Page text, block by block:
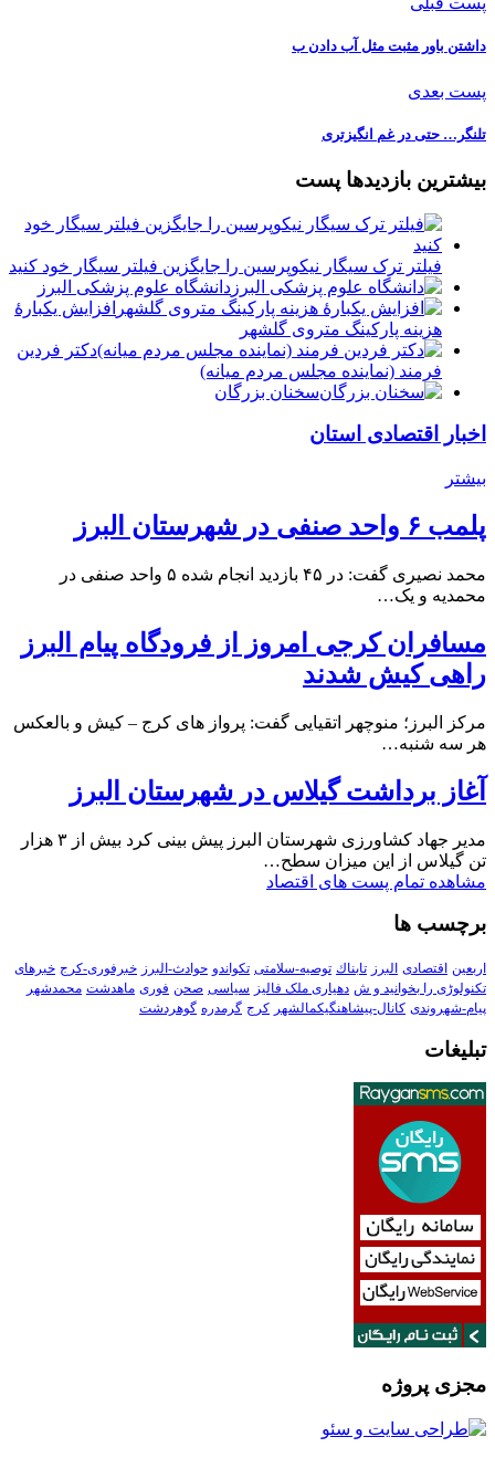
داشتن باور مثبت مثل آب دادن ب
پست بعدی
تلنگر… حتی در غم انگیزتری
بیشترین بازدیدها پست
فیلتر ترک سیگار نیکوپرسین را جایگزین فیلتر سیگار خود کنید
دانشگاه علوم پزشکی البرز
افزایش یکبارۀ
هزینه پارکینگ متروی گلشهر
دكتر فردين
فرمند (نماينده مجلس مردم میانه)
سخنان بزرگان
اخبار اقتصادی استان
بیشتر
پلمب ۶ واحد صنفی در شهرستان البرز
محمد نصیری گفت: در ۴۵ بازدید انجام شده ۵ واحد صنفی در
محمدیه و یک…
مسافران کرجی امروز از فرودگاه پیام البرز
راهی کیش شدند
مرکز البرز؛ منوچهر اتقیایی گفت: پرواز های کرج – کیش و بالعکس
هر سه شنبه…
آغاز برداشت گیلاس در شهرستان البرز
مدیر جهاد کشاورزی شهرستان البرز پیش بینی کرد بیش از ۳ هزار
تن گیلاس از این میزان سطح…
مشاهده تمام پست های اقتصاد
برچسب ها
اربعین اقتصادی البرز تابناك توصیه-سلامتی تکواندو حوادث-البرز خبرفوری-کرج خبرهای
تکنولوڑی را بخوانید و ش دهیاری ملک فالیز سیاسی صحن فوری ماهدشت محمدشهر
پیام-شهروندی کانال-پیشاهنگیکمالشهر کرج گرمدره گوهردشت
تبلیغات
مجزی پروژه